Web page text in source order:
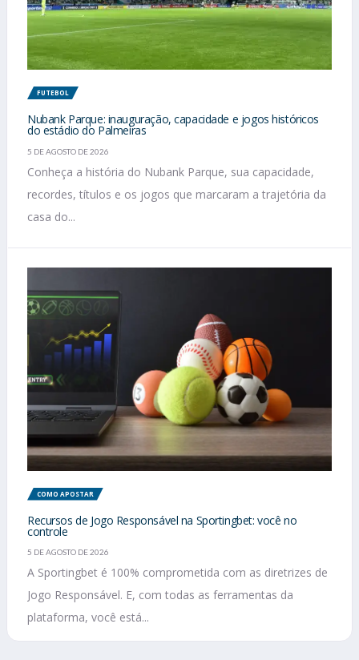
FUTEBOL
Nubank Parque: inauguração, capacidade e jogos históricos
do estádio do Palmeiras
5 DE AGOSTO DE 2026
Conheça a história do Nubank Parque, sua capacidade,
recordes, títulos e os jogos que marcaram a trajetória da
casa do...
COMO APOSTAR
Recursos de Jogo Responsável na Sportingbet: você no
controle
5 DE AGOSTO DE 2026
A Sportingbet é 100% comprometida com as diretrizes de
Jogo Responsável. E, com todas as ferramentas da
plataforma, você está...